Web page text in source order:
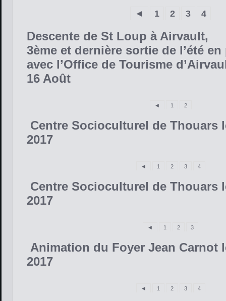
◄ 1 2 3 4
Descente de St Loup à Airvault,
3ème et dernière sortie de l’été
avec l’Office de Tourisme
16 Août
◄ 1 2
Centre Socioculturel de Thouars
2017
◄ 1 2 3 4
Centre Socioculturel de Thouars
2017
◄ 1 2 3
Animation du Foyer Jean Carnot
2017
◄ 1 2 3 4